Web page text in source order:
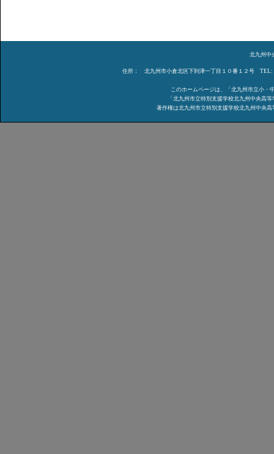
北九州
住所： 北九州市小倉北区下到津一丁目１０番１２号
このホームページは、「北九州市立小・
「北九州市立特別支援学校北九州中央高
著作権は北九州市立特別支援学校北九州中央